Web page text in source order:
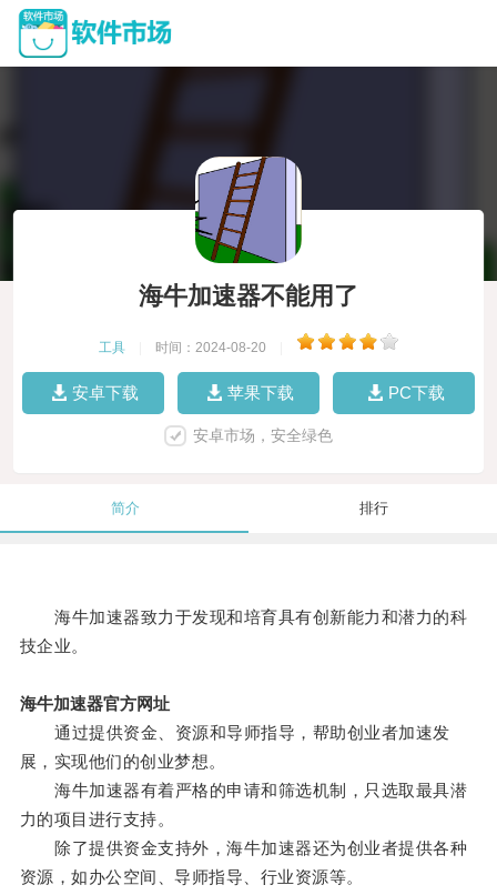
海牛加速器不能用了
工具 时间：2024-08-20
安卓下载 苹果下载 PC下载
安卓市场，安全绿色
简介 排行
海牛加速器致力于发现和培育具有创新能力和潜力的科
技企业。
海牛加速器官方网址
通过提供资金、资源和导师指导，帮助创业者加速发
展，实现他们的创业梦想。
海牛加速器有着严格的申请和筛选机制，只选取最具潜
力的项目进行支持。
除了提供资金支持外，海牛加速器还为创业者提供各种
资源，如办公空间、导师指导、行业资源等。